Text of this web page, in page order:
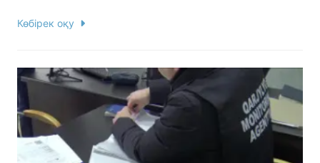
Көбірек оқу